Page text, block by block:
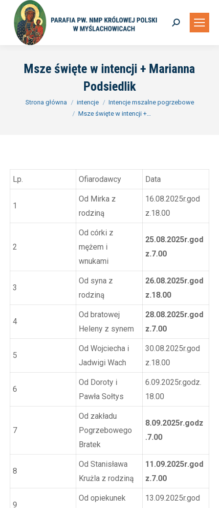
Szukaj:
Msze święte w intencji + Marianna
Podsiedlik
Jesteś tutaj:
Strona główna intencje
Intencje mszalne pogrzebowe
Msze święte w intencji +…
Lp. Ofiarodawcy Data
1
Od Mirka z
rodziną
16.08.2025r.god
z.18.00
2
Od córki z
mężem i
wnukami
25.08.2025r.god
z.7.00
3
Od syna z
rodziną
26.08.2025r.god
z.18.00
4
Od bratowej
Heleny z synem
28.08.2025r.god
z.7.00
5
Od Wojciecha i
Jadwigi Wach
30.08.2025r.god
z.18.00
6
Od Doroty i
Pawła Sołtys
6.09.2025r.godz.
18.00
7
Od zakładu
Pogrzebowego
Bratek
8.09.2025r.godz
.7.00
8
Od Stanisława
Krużla z rodziną
11.09.2025r.god
z.7.00
9
Od opiekunek
13.09.2025r.god